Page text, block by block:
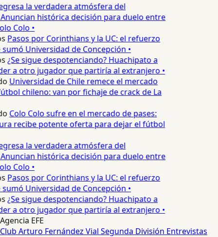
la verdadera atmósfera del
histórica decisión para duelo entre
Colo •
Pasos por Corinthians y la UC: el refuerzo
Universidad de Concepción •
¿Se sigue despotenciando? Huachipato a
a otro jugador que partiría al extranjero •
Universidad de Chile remece el mercado
chileno: van por fichaje de crack de La
Colo Colo sufre en el mercado de pases:
recibe potente oferta para dejar el fútbol
la verdadera atmósfera del
histórica decisión para duelo entre
Colo •
Pasos por Corinthians y la UC: el refuerzo
Universidad de Concepción •
¿Se sigue despotenciando? Huachipato a
a otro jugador que partiría al extranjero •
Agencia EFE
Club Arturo Fernández Vial Segunda División Entrevistas